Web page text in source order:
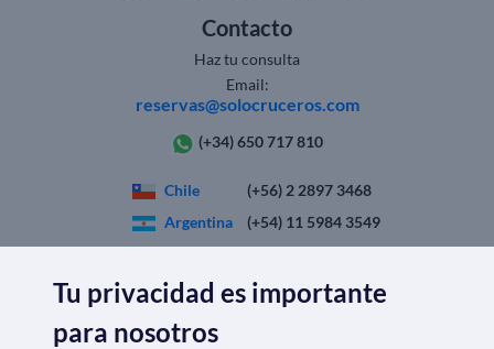
Contacto
Haz tu consulta
Email:
reservas@solocruceros.com
(+34) 650 717 810
Chile
(+56) 2 2897 3468
Argentina
(+54) 11 5984 3549
España
(+34) 911 98 56 95
Tu privacidad es importante
para nosotros